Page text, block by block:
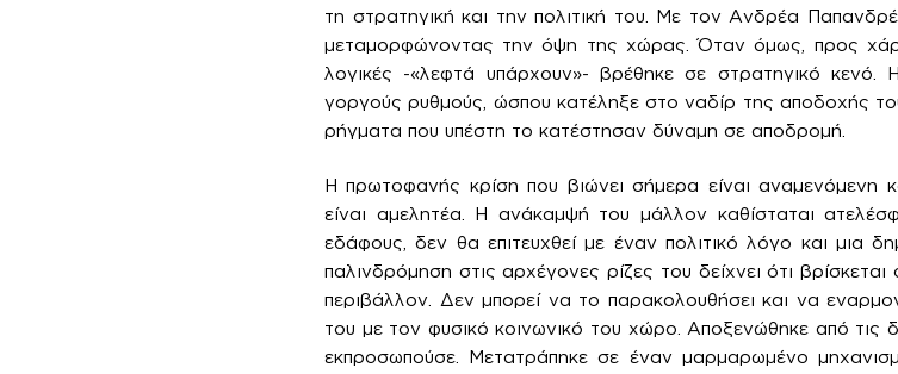
τη στρατηγική και την πολιτική του. Με τον Ανδρέα
μεταμορφώνοντας την όψη της χώρας. Όταν όμως, προς
λογικές -«λεφτά υπάρχουν»- βρέθηκε σε στρατηγικό κενό.
γοργούς ρυθμούς, ώσπου κατέληξε στο ναδίρ της αποδοχής
ρήγματα που υπέστη το κατέστησαν δύναμη σε αποδρομή.
Η πρωτοφανής κρίση που βιώνει σήμερα είναι αναμενόμενη
είναι αμελητέα. Η ανάκαμψή του μάλλον καθίσταται
εδάφους, δεν θα επιτευχθεί με έναν πολιτικό λόγο και μια
παλινδρόμηση στις αρχέγονες ρίζες του δείχνει ότι
περιβάλλον. Δεν μπορεί να το παρακολουθήσει και να
του με τον φυσικό κοινωνικό του χώρο. Αποξενώθηκε από τις
εκπροσωπούσε. Μετατράπηκε σε έναν μαρμαρωμένο